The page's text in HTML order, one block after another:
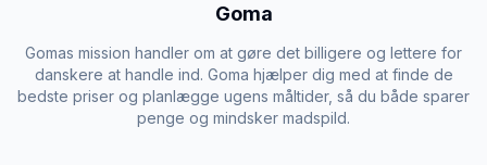
Goma
Gomas mission handler om at gøre det billigere og lettere for
danskere at handle ind. Goma hjælper dig med at finde de
bedste priser og planlægge ugens måltider, så du både sparer
penge og mindsker madspild.